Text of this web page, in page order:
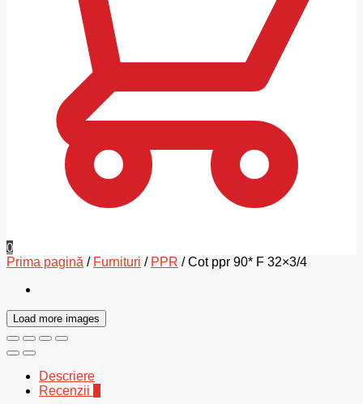
0
Prima pagină / Furnituri / PPR /Cot ppr 90* F 32×3/4
Load more images
Descriere
Recenzii